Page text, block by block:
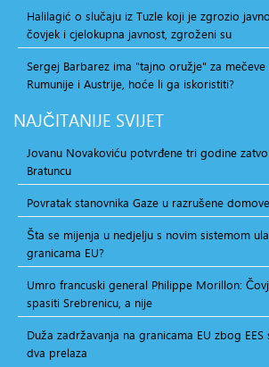
Halilagić o slučaju iz Tuzle koji je zgrozio
čovjek i cjelokupna javnost, zgroženi su
Sergej Barbarez ima "tajno oružje" za
Rumunije i Austrije, hoće li ga iskoristiti?
NAJČITANIJE SVIJET
Jovanu Novakoviću potvrđene tri godine
Bratuncu
Povratak stanovnika Gaze u razrušene domove
Šta se mijenja u nedjelju s novim sistemom
granicama EU?
Umro francuski general Philippe Morillon:
spasiti Srebrenicu, a nije
Duža zadržavanja na granicama EU zbog EES
dva prelaza